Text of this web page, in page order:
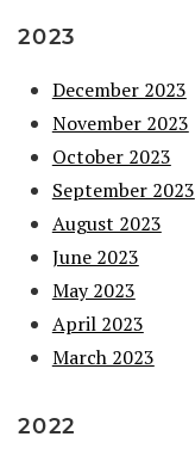
2023
December 2023
November 2023
October 2023
September 2023
August 2023
June 2023
May 2023
April 2023
March 2023
2022